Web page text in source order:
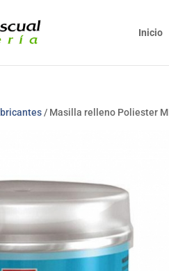
Inicio
/ Masilla relleno Poliester